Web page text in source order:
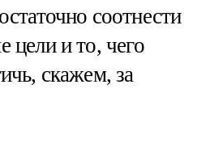
соотнести
цели и то, чего
скажем, за